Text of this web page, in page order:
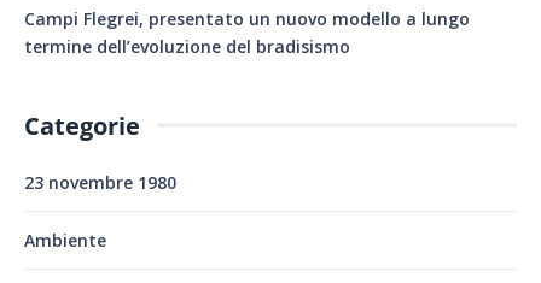
Campi Flegrei, presentato un nuovo modello a lungo
termine dell’evoluzione del bradisismo
Categorie
23 novembre 1980
Ambiente